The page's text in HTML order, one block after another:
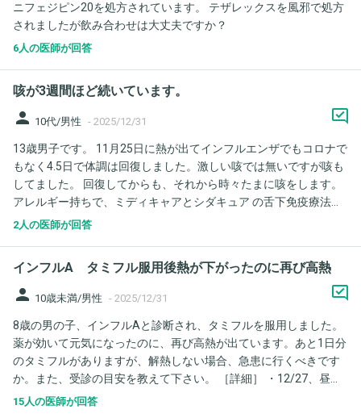
ニフェジピン20を処方されています。 テザレックスを風邪で処方
されましたが飲み合わせは大丈夫ですか？
6人の医師が回答
咳が3週間ほど続いています。
person 10代/男性 - 2025/12/31
13歳男子です。 11月25日に熱が出てインフルエンザでもコロナで
もなく4.5日で体調は回復しました。激しい咳では無いですが咳も
してました。 回復してからも、それから時々たまに咳をします。
アレルギー持ちで、ミディキャアとシダキュア の舌下免疫療法も
してます。 12月中旬にその耳鼻科に行った時はアレルギーの鼻に
忘れて咳の事は伝え忘れました。もらった薬もアレルギーの薬だ
から、自分は症状がないから飲まなくていいと飲んでいませんで
した。 風邪の咳が1ヶ月も続きますか？アレルギー(ハウスダスト)
でも咳が出ますか？
2人の医師が回答
インフルA タミフル服用後熱が下がったのに再び高熱
person 10歳未満/男性 - 2025/12/31
8歳の男の子、インフルAと診断され、タミフルを服用しました。
薬が効いて元気になったのに、再び高熱が出ています。あと1日分
のタミフルがありますが、解熱しない場合、急患に行くべきです
か。また、受診の目安を教えて下さい。 ［詳細］ ・12/27、昼過
ぎ発熱38.5℃ ・12/28、39.5℃ 朝イチ受診。インフルAでタミフ
15人の医師が回答